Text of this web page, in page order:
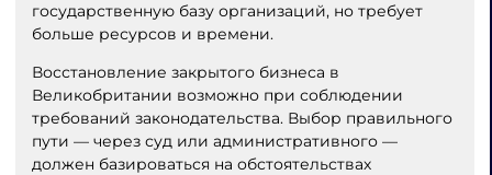
государственную базу организаций, но требует
больше ресурсов и времени.
Восстановление закрытого бизнеса в
Великобритании возможно при соблюдении
требований законодательства. Выбор правильного
пути — через суд или административного —
должен базироваться на обстоятельствах